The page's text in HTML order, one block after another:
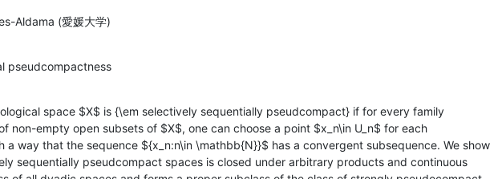
Aldama (愛媛大学)
pseudcompactness
space $X$ is {\em selectively sequentially pseudcompact} if for every family
non-empty open subsets of $X$, one can choose a point $x_n\in U_n$ for each
a way that the sequence ${x_n:n\in \mathbb{N}}$ has a convergent subsequence. We show
sequentially pseudcompact spaces is closed under arbitrary products and continuous